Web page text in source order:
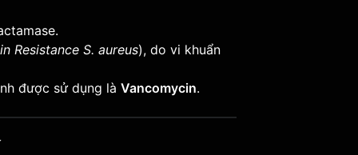
Resistance S. aureus), do vi khuẩn
được sử dụng là Vancomycin.